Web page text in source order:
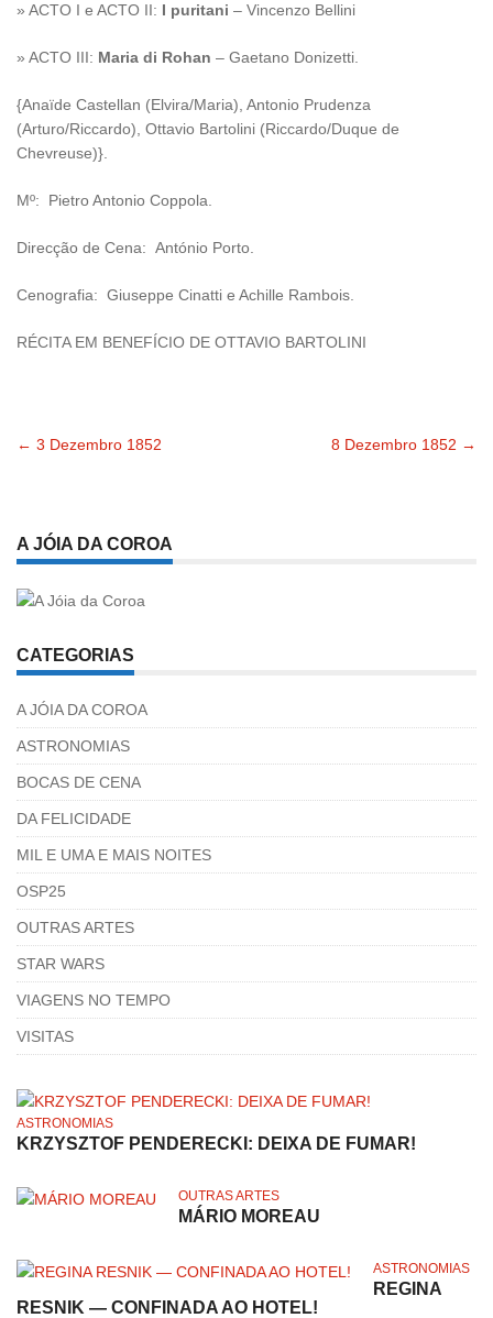
» ACTO I e ACTO II: I puritani – Vincenzo Bellini
» ACTO III: Maria di Rohan – Gaetano Donizetti.
{Anaïde Castellan (Elvira/Maria), Antonio Prudenza
(Arturo/Riccardo), Ottavio Bartolini (Riccardo/Duque de
Chevreuse)}.
Mº: Pietro Antonio Coppola.
Direcção de Cena: António Porto.
Cenografia: Giuseppe Cinatti e Achille Rambois.
RÉCITA EM BENEFÍCIO DE OTTAVIO BARTOLINI
publicações
← 3 Dezembro 1852 8 Dezembro 1852 →
A JÓIA DA COROA
CATEGORIAS
A JÓIA DA COROA
ASTRONOMIAS
BOCAS DE CENA
DA FELICIDADE
MIL E UMA E MAIS NOITES
OSP25
OUTRAS ARTES
STAR WARS
VIAGENS NO TEMPO
VISITAS
ASTRONOMIAS
KRZYSZTOF PENDERECKI: DEIXA DE FUMAR!
OUTRAS ARTES
MÁRIO MOREAU
ASTRONOMIAS
REGINA
RESNIK — CONFINADA AO HOTEL!